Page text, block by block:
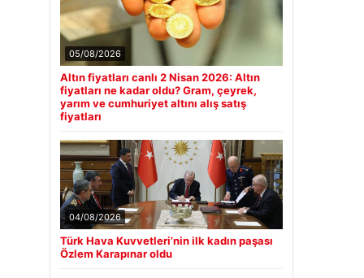
05/08/2026
Altın fiyatları canlı 2 Nisan 2026: Altın
fiyatları ne kadar oldu? Gram, çeyrek,
yarım ve cumhuriyet altını alış satış
fiyatları
04/08/2026
Türk Hava Kuvvetleri’nin ilk kadın paşası
Özlem Karapınar oldu